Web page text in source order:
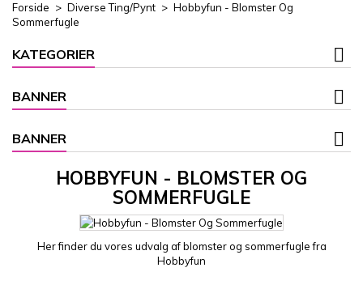
Forside Diverse Ting/Pynt
Hobbyfun - Blomster Og
Sommerfugle
KATEGORIER
BANNER
BANNER
HOBBYFUN - BLOMSTER OG
SOMMERFUGLE
Her finder du vores udvalg af blomster og sommerfugle fra
Hobbyfun
((cancelText)) ((createText))